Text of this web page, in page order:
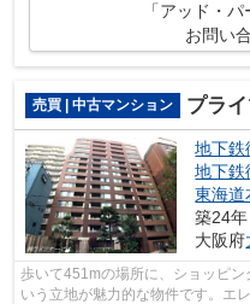
「アッド・
お問い
売買 | 中古マンション プラ
地下鉄
地下鉄
東海道
築24
大阪府
歩いて451mの場所に、ショッピ
いう立地が魅力的な物件です。エ